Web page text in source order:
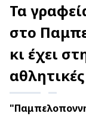
Τα
στο
κι έχει